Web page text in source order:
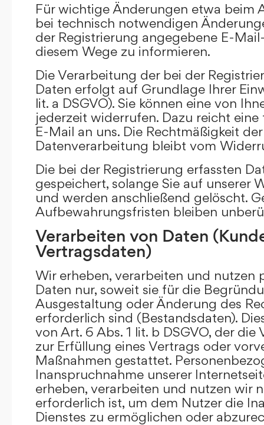
Für wichtige Änderungen etwa beim
bei technisch notwendigen
der Registrierung angegebene E-
diesem Wege zu informieren.
Die Verarbeitung der bei der
Daten erfolgt auf Grundlage Ihrer
lit. a DSGVO). Sie können eine von
jederzeit widerrufen. Dazu reicht
E-Mail an uns. Die Rechtmäßigkeit
Datenverarbeitung bleibt vom
Die bei der Registrierung erfassten
gespeichert, solange Sie auf unserer
und werden anschließend gelöscht.
Aufbewahrungsfristen bleiben
Verarbeiten von Daten
Vertragsdaten)
Wir erheben, verarbeiten und nutzen
Daten nur, soweit sie für die
Ausgestaltung oder Änderung des
erforderlich sind (Bestandsdaten).
von Art. 6 Abs. 1 lit. b DSGVO, der
zur Erfüllung eines Vertrags oder
Maßnahmen gestattet.
Inanspruchnahme unserer
erheben, verarbeiten und nutzen wir
erforderlich ist, um dem Nutzer die
Dienstes zu ermöglichen oder